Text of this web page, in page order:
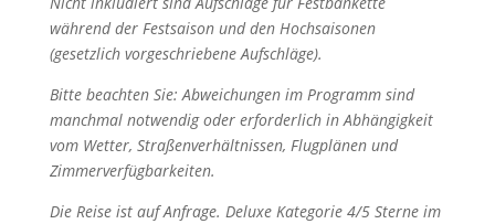
während der Festsaison und den Hochsaisonen
(gesetzlich vorgeschriebene Aufschläge).
Bitte beachten Sie: Abweichungen im Programm sind
manchmal notwendig oder erforderlich in Abhängigkeit
vom Wetter, Straßenverhältnissen, Flugplänen und
Zimmerverfügbarkeiten.
Die Reise ist auf Anfrage. Deluxe Kategorie 4/5 Sterne im